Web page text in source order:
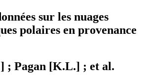
sur les nuages
polaires en provenance
; Pagan [K.L.] ; et al.